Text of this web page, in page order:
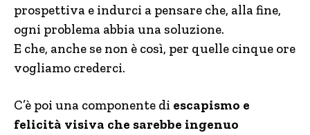
prospettiva e indurci a pensare che, alla fine,
ogni problema abbia una soluzione.
E che, anche se non è così, per quelle cinque ore
vogliamo crederci.
C’è poi una componente di escapismo e
felicità visiva che sarebbe ingenuo